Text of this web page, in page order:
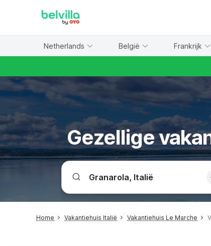
Netherlands België Frankrijk
Gezellige
Home Vakantiehuis Italië Vakantiehuis Le Marche